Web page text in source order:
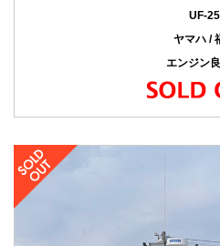
UF-25
ヤマハ /
エンジン良